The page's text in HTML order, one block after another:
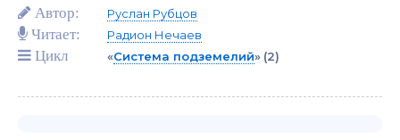
Автор: Руслан Рубцов
Читает: Радион Нечаев
Цикл «Система подземелий» (2)